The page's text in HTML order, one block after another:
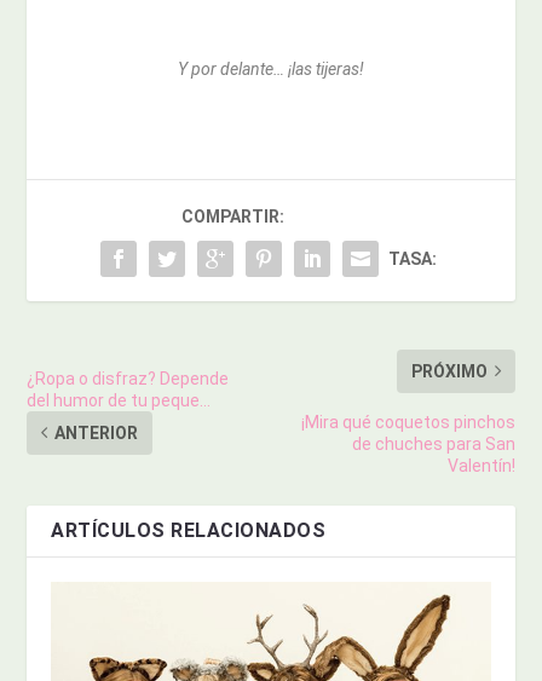
Y por delante… ¡las tijeras!
COMPARTIR:
TASA:
¿Ropa o disfraz? Depende
del humor de tu peque…
ANTERIOR
PRÓXIMO
¡Mira qué coquetos pinchos
de chuches para San
Valentín!
ARTÍCULOS RELACIONADOS